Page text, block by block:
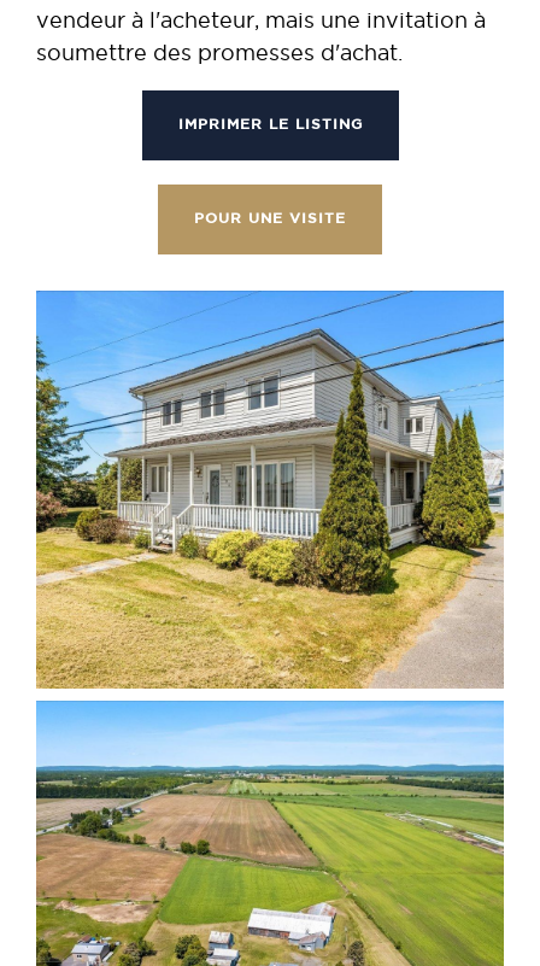
vendeur à l'acheteur, mais une invitation à
soumettre des promesses d'achat.
IMPRIMER LE LISTING
POUR UNE VISITE